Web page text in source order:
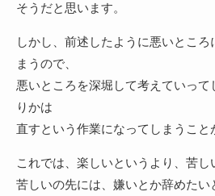
そうだと思います。
しかし、前述したように悪いとこ
まうので、
悪いところを深堀して考えていって
りかは
直すという作業になってしまうこと
これでは、楽しいというより、苦し
苦しいの先には、嫌いとか辞めたい